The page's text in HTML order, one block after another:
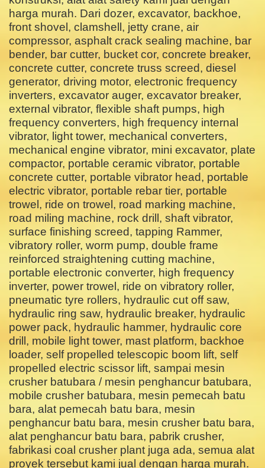
harga murah. Dari dozer, excavator, backhoe,
front shovel, clamshell, jetty crane, air
compressor, asphalt crack sealing machine, bar
bender, bar cutter, bucket cor, concrete breaker,
concrete cutter, concrete truss screed, diesel
generator, driving motor, electronic frequency
inverters, excavator auger, excavator breaker,
external vibrator, flexible shaft pumps, high
frequency converters, high frequency internal
vibrator, light tower, mechanical converters,
mechanical engine vibrator, mini excavator, plate
compactor, portable ceramic vibrator, portable
concrete cutter, portable vibrator head, portable
electric vibrator, portable rebar tier, portable
trowel, ride on trowel, road marking machine,
road miling machine, rock drill, shaft vibrator,
surface finishing screed, tapping Rammer,
vibratory roller, worm pump, double frame
reinforced straightening cutting machine,
portable electronic converter, high frequency
inverter, power trowel, ride on vibratory roller,
pneumatic tyre rollers, hydraulic cut off saw,
hydraulic ring saw, hydraulic breaker, hydraulic
power pack, hydraulic hammer, hydraulic core
drill, mobile light tower, mast platform, backhoe
loader, self propelled telescopic boom lift, self
propelled electric scissor lift, sampai mesin
crusher batubara / mesin penghancur batubara,
mobile crusher batubara, mesin pemecah batu
bara, alat pemecah batu bara, mesin
penghancur batu bara, mesin crusher batu bara,
alat penghancur batu bara, pabrik crusher,
fabrikasi coal crusher plant juga ada, semua alat
proyek tersebut kami jual dengan harga murah.